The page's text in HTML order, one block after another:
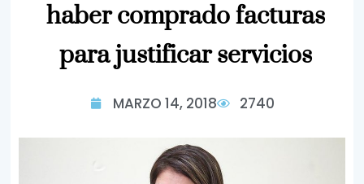
haber comprado facturas
para justificar servicios
MARZO 14, 2018 2740